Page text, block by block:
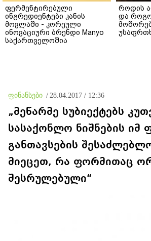
ფერმენტირებული
ინგრედიენტები კანის
მოვლაში - კორეული
ინოვაციური ბრენდი Manyo
საქართველოშია
როდის
და
ფინანსები / 28.04.2017 / 12:36
„მეწარმე სუბიექტებს
სასაქონლო ნიშნების იმ
განთავსების
მიეცეთ, რა ფორმითაც
შესრულებული“